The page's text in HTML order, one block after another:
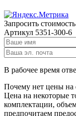
Запросить
Артикул 5351-300-6
В рабочее время
Почему нет цены на
Цена на некоторые
комплектации,
предпочитаем